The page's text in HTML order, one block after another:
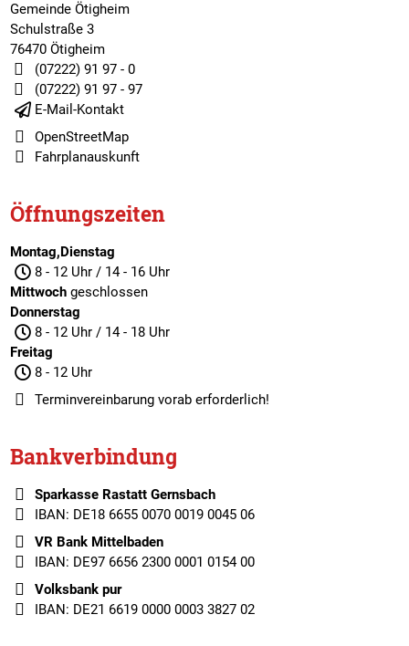
Gemeinde Ötigheim
Schulstraße 3
76470 Ötigheim
(07222) 91 97 - 0
(07222) 91 97 - 97
E-Mail-Kontakt
OpenStreetMap
Fahrplanauskunft
Öffnungszeiten
Montag,Dienstag
8 - 12 Uhr / 14 - 16 Uhr
Mittwochgeschlossen
Donnerstag
8 - 12 Uhr / 14 - 18 Uhr
Freitag
8 - 12 Uhr
Terminvereinbarungvorab erforderlich!
Bankverbindung
Sparkasse Rastatt Gernsbach
IBAN: DE18 6655 0070 0019 0045 06
VR Bank Mittelbaden
IBAN: DE97 6656 2300 0001 0154 00
Volksbank pur
IBAN: DE21 6619 0000 0003 3827 02